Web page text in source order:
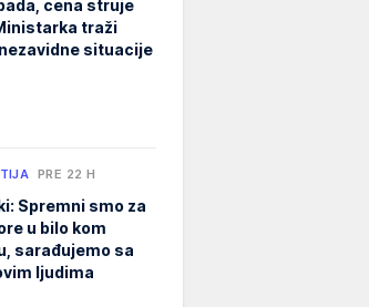
cena struje
traži
situacije
PRE 22 H
Spremni smo za
u bilo kom
sarađujemo sa
ljudima